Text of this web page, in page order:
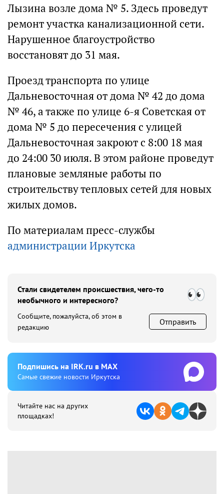
Лызина возле дома № 5. Здесь проведут
ремонт участка канализационной сети.
Нарушенное благоустройство
восстановят до 31 мая.
Проезд транспорта по улице
Дальневосточная от дома № 42 до дома
№ 46, а также по улице 6-я Советская от
дома № 5 до пересечения с улицей
Дальневосточная закроют с 8:00 18 мая
до 24:00 30 июля. В этом районе проведут
плановые земляные работы по
строительству тепловых сетей для новых
жилых домов.
По материалам пресс-службы
администрации Иркутска
Стали свидетелем происшествия, чего-то
необычного и интересного?
Сообщите, пожалуйста, об этом в
редакцию
Отправить
Подпишиcь на IRK.ru в MAX
Cамые свежие новости Иркутска
Читайте нас на других
площадках!